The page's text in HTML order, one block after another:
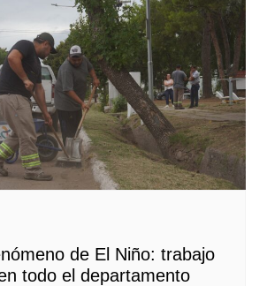
de El Niño: trabajo
todo el departamento